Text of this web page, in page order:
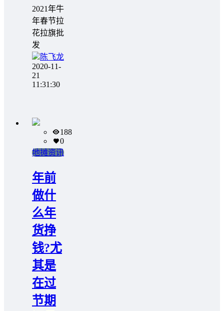
2021年牛
年春节拉
花拉旗批
发
陈飞龙
2020-11-
21
11:31:30
188
0
地摊资讯
年前
做什
么年
货挣
钱?尤
其是
在过
节期